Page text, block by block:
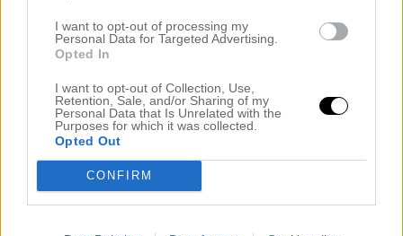
I want to opt-out of processing my
Personal Data for Targeted Advertising.
Opted In
I want to opt-out of Collection, Use,
Retention, Sale, and/or Sharing of my
Personal Data that Is Unrelated with the
Purposes for which it was collected.
Opted Out
CONFIRM